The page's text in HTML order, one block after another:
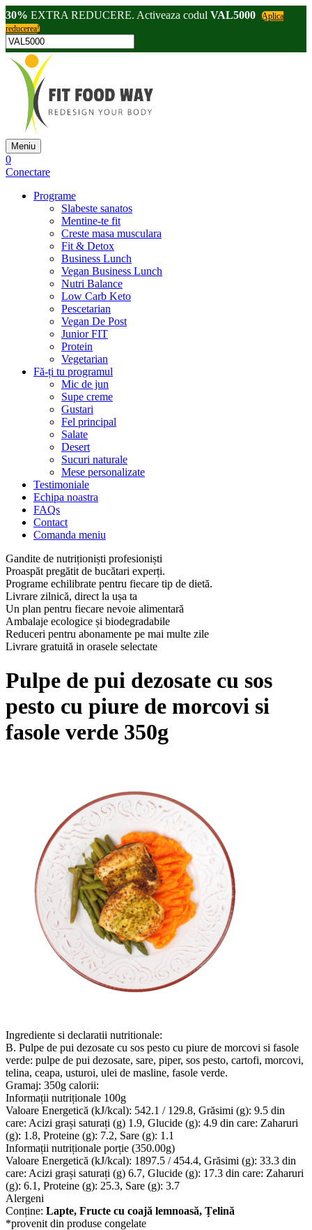
30% EXTRA REDUCERE. Activeaza codul VAL5000
Aplica
reducerea!
Meniu
0
Conectare
Programe
Slabeste sanatos
Mentine-te fit
Creste masa musculara
Fit & Detox
Business Lunch
Vegan Business Lunch
Nutri Balance
Low Carb Keto
Pescetarian
Vegan De Post
Junior FIT
Protein
Vegetarian
Fă-ți tu programul
Mic de jun
Supe creme
Gustari
Fel principal
Salate
Desert
Sucuri naturale
Mese personalizate
Testimoniale
Echipa noastra
FAQs
Contact
Comanda meniu
Gandite de nutriționiști profesioniști
Proaspăt pregătit de bucătari experți.
Programe echilibrate pentru fiecare tip de dietă.
Livrare zilnică, direct la ușa ta
Un plan pentru fiecare nevoie alimentară
Ambalaje ecologice și biodegradabile
Reduceri pentru abonamente pe mai multe zile
Livrare gratuită in orasele selectate
Pulpe de pui dezosate cu sos
pesto cu piure de morcovi si
fasole verde 350g
Ingrediente si declaratii nutritionale:
B. Pulpe de pui dezosate cu sos pesto cu piure de morcovi si fasole
verde: pulpe de pui dezosate, sare, piper, sos pesto, cartofi, morcovi,
telina, ceapa, usturoi, ulei de masline, fasole verde.
Gramaj: 350g calorii:
Informații nutriționale 100g
Valoare Energetică (kJ/kcal): 542.1 / 129.8, Grăsimi (g): 9.5 din
care: Acizi grași saturați (g) 1.9, Glucide (g): 4.9 din care: Zaharuri
(g): 1.8, Proteine (g): 7.2, Sare (g): 1.1
Informații nutriționale porție (350.00g)
Valoare Energetică (kJ/kcal): 1897.5 / 454.4, Grăsimi (g): 33.3 din
care: Acizi grași saturați (g) 6.7, Glucide (g): 17.3 din care: Zaharuri
(g): 6.1, Proteine (g): 25.3, Sare (g): 3.7
Alergeni
Conține: Lapte, Fructe cu coajă lemnoasă, Țelină
*provenit din produse congelate